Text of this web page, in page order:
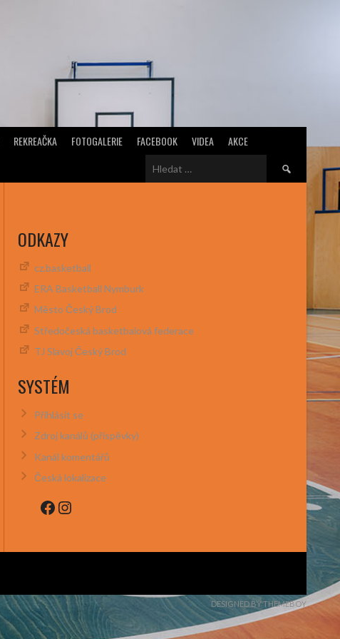
REKREAČKA FOTOGALERIE FACEBOOK VIDEA
AKCE
Vyhledávání
ODKAZY
cz.basketball
ERA Basketball Nymburk
Město Český Brod
Středočeská basketbalová federace
TJ Slavoj Český Brod
SYSTÉM
Přihlásit se
Zdroj kanálů (příspěvky)
Kanál komentářů
Česká lokalizace
Facebook
Instagram
DESIGNED BY THEMEBOY